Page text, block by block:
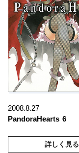
2008.8.27
PandoraHearts 6
詳しく見る